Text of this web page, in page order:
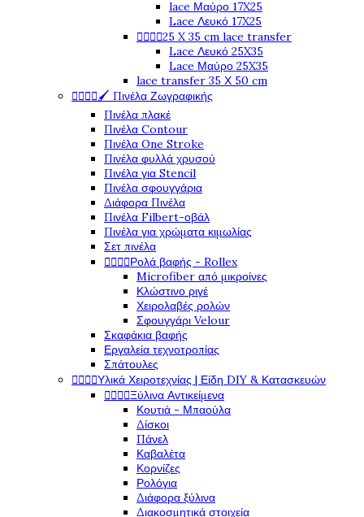
lace Μαύρο 17X25
Lace Λευκό 17X25
25 X 35 cm lace transfer
Lace Λευκό 25X35
Lace Μαύρο 25X35
lace transfer 35 Χ 50 cm
🖌️ Πινέλα Ζωγραφικής
Πινέλα πλακέ
Πινέλα Contour
Πινέλα One Stroke
Πινέλα φυλλά χρυσού
Πινέλα για Stencil
Πινέλα σφουγγάρια
Διάφορα Πινέλα
Πινέλα Filbert-οβάλ
Πινέλα για χρώματα κιμωλίας
Σετ πινέλα
Ρολά βαφής - Rollex
Microfiber από μικροίνες
Κλώστινο ριγέ
Χειρολαβές ρολών
Σφουγγάρι Velour
Σκαφάκια βαφής
Εργαλεία τεχνοτροπίας
Σπάτουλες
Υλικά Χειροτεχνίας | Είδη DIY & Κατασκευών
Ξύλινα Αντικείμενα
Κουτιά - Μπαούλα
Δίσκοι
Πάνελ
Καβαλέτα
Κορνίζες
Ρολόγια
Διάφορα ξύλινα
Διακοσμητικά στοιχεία